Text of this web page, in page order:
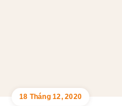
18 Tháng 12, 2020